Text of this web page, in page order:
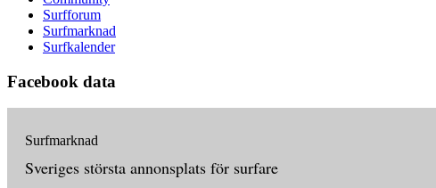
Surfforum
Surfmarknad
Surfkalender
Facebook data
Surfmarknad
Sveriges största annonsplats för surfare